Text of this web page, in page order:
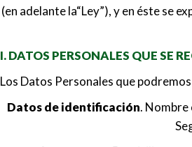
(en adelante la“Ley”), y en éste se
I. DATOS PERSONALES QUE SE
Los Datos Personales que
Datos de identificación. Nombre